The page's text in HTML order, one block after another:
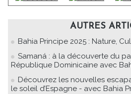
AUTRES
Bahia Principe 2025 : Nature,
Samaná : à la découverte du
République Dominicaine avec
Découvrez les nouvelles
le soleil d’Espagne - avec Bahia